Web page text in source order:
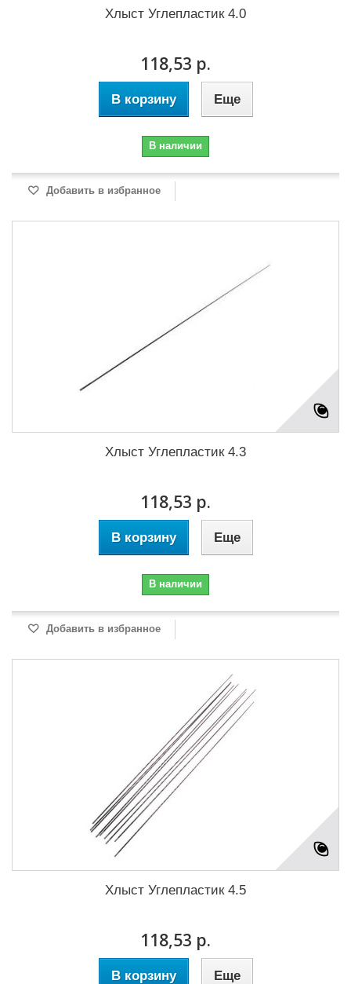
Хлыст Углепластик 4.0
118,53 р.
В корзину Еще
В наличии
Добавить в избранное
Хлыст Углепластик 4.3
118,53 р.
В корзину Еще
В наличии
Добавить в избранное
Хлыст Углепластик 4.5
118,53 р.
В корзину Еще